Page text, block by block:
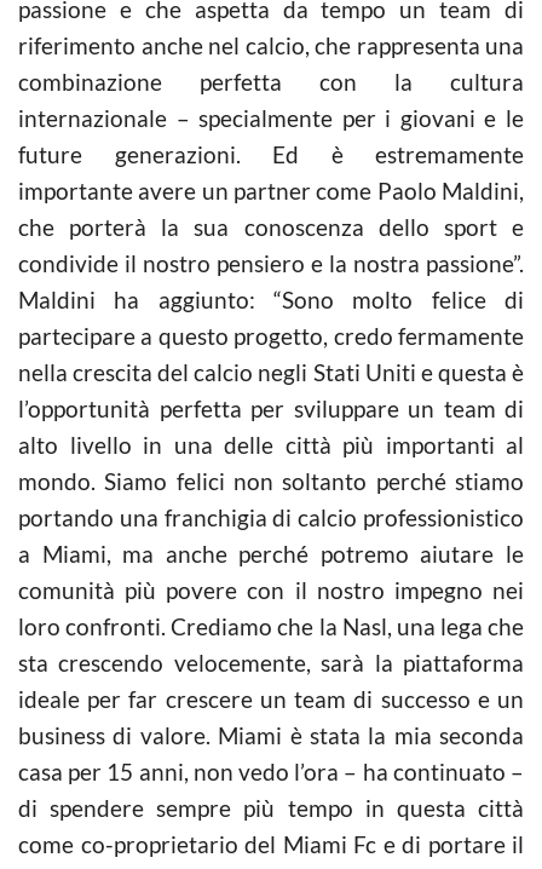
passione e che aspetta da tempo un team di
riferimento anche nel calcio, che rappresenta una
combinazione perfetta con la cultura
internazionale – specialmente per i giovani e le
future generazioni. Ed è estremamente
importante avere un partner come Paolo Maldini,
che porterà la sua conoscenza dello sport e
condivide il nostro pensiero e la nostra passione”.
Maldini ha aggiunto: “Sono molto felice di
partecipare a questo progetto, credo fermamente
nella crescita del calcio negli Stati Uniti e questa è
l’opportunità perfetta per sviluppare un team di
alto livello in una delle città più importanti al
mondo. Siamo felici non soltanto perché stiamo
portando una franchigia di calcio professionistico
a Miami, ma anche perché potremo aiutare le
comunità più povere con il nostro impegno nei
loro confronti. Crediamo che la Nasl, una lega che
sta crescendo velocemente, sarà la piattaforma
ideale per far crescere un team di successo e un
business di valore. Miami è stata la mia seconda
casa per 15 anni, non vedo l’ora – ha continuato –
di spendere sempre più tempo in questa città
come co-proprietario del Miami Fc e di portare il